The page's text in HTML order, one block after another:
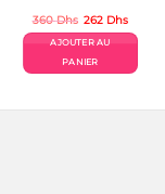
360Dhs Le
initial
était :
360 Dhs.
262 DhsLe
actuel
AJOUTER AU
PANIER